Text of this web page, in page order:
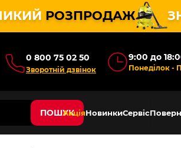
РОЗПРОДАЖ
0 800 75 02 50
Зворотній дзвінок
9:00 до
Понеділок -
ПОШУКАкціяНовинкиСервіс